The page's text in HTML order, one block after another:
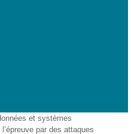
et systèmes
par des attaques